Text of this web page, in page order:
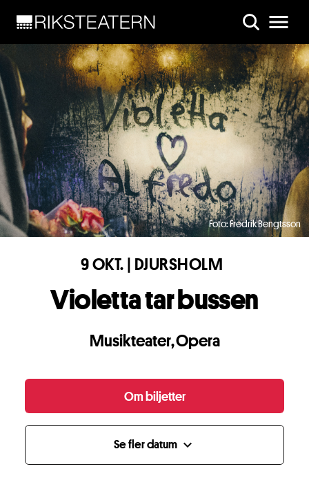
Foto: Fredrik Bengtsson
9 OKT. | DJURSHOLM
Violetta tar bussen
Musikteater,Opera
Om biljetter
Se fler datum expand_more